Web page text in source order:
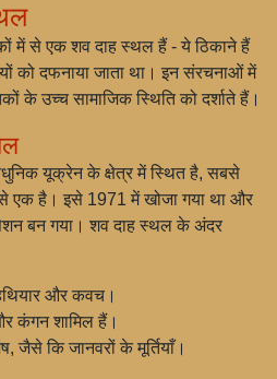
में से एक शव दाह स्थल हैं - ये ठिकाने हैं
को दफनाया जाता था। इन संरचनाओं में
के उच्च सामाजिक स्थिति को दर्शाते हैं।
यूक्रेन के क्षेत्र में स्थित है, सबसे
एक है। इसे 1971 में खोजा गया था और
बन गया। शव दाह स्थल के अंदर
और कवच।
कंगन शामिल हैं।
कि जानवरों के मूर्तियाँ।